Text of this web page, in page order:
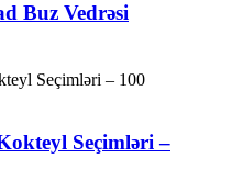
Buz Vedrəsi
Seçimləri –